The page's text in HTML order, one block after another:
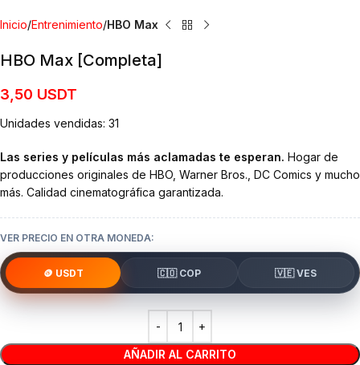
Inicio Entrenimiento HBO Max
HBO Max [Completa]
3,50 USDT
Unidades vendidas: 31
Las series y películas más aclamadas te esperan. Hogar de
producciones originales de HBO, Warner Bros., DC Comics y mucho
más. Calidad cinematográfica garantizada.
VER PRECIO EN OTRA MONEDA:
🪙 USDT 🇨🇴 COP 🇻🇪 VES
AÑADIR AL CARRITO